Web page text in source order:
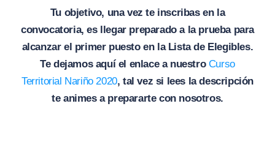
Tu objetivo, una vez te inscribas en la
convocatoria, es llegar preparado a la prueba para
alcanzar el primer puesto en la Lista de Elegibles.
Te dejamos aquí el enlace a nuestro Curso
Territorial Nariño 2020, tal vez si lees la descripción
te animes a prepararte con nosotros.